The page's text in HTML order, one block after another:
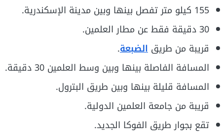
155 كيلو متر تفصل بينها وبين مدينة الإسكندرية.
30 دقيقة فقط عن مطار العلمين.
قريبة من طريق الضبعة.
المسافة الفاصلة بينها وبين وسط العلمين 30 دقيقة.
المسافة قليلة بينها وبين طريق البترول.
قريبة من جامعة العلمين الدولية.
تقع بجوار طريق الفوكا الجديد.